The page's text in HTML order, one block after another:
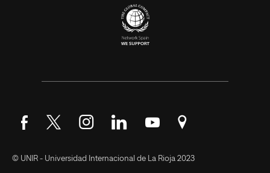
Síguenos en Facebook
Síguenos en Twitter
Síguenos en Instagram
Síguenos en LinkedIn
Síguenos en YouTube
Encuéntranos en
© UNIR - Universidad Internacional de La Rioja 2023